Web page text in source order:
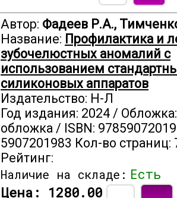
Автор: Фадеев Р.А.,
Название: Профилактика и
зубочелюстных аномалий с
использованием
силиконовых аппаратов
Издательство: Н-Л
Год издания: 2024 /
обложка / ISBN:
5907201983 Кол-во страниц:
Рейтинг:
Наличие на складе: Есть
Цена: 1280.00